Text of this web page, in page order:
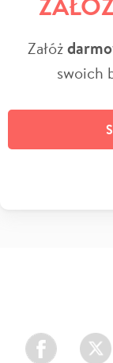
Załóż
swoich
Facebook Twitter